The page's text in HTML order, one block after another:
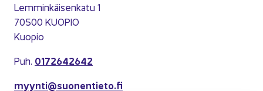
Lem­min­käi­sen­ka­tu 1
70500 KUO­PIO
Kuo­pio
Puh. 0172642642
myyn­ti@suo­nen­tie­to.fi